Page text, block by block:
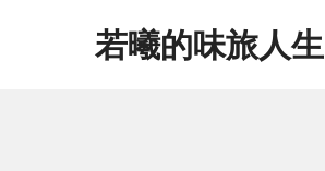
若曦的味旅人生